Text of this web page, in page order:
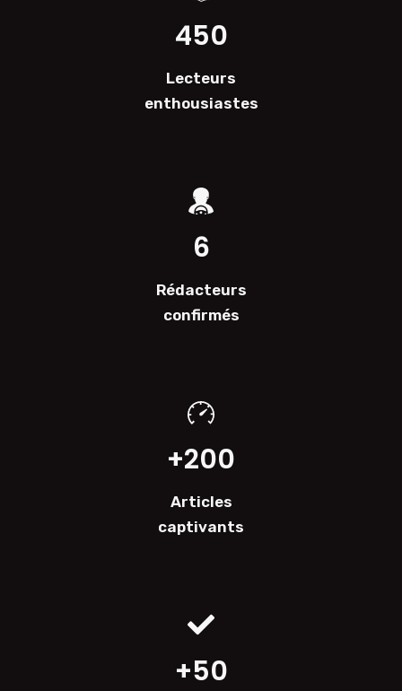
450
Lecteurs
enthousiastes
6
Rédacteurs
confirmés
+200
Articles
captivants
+50